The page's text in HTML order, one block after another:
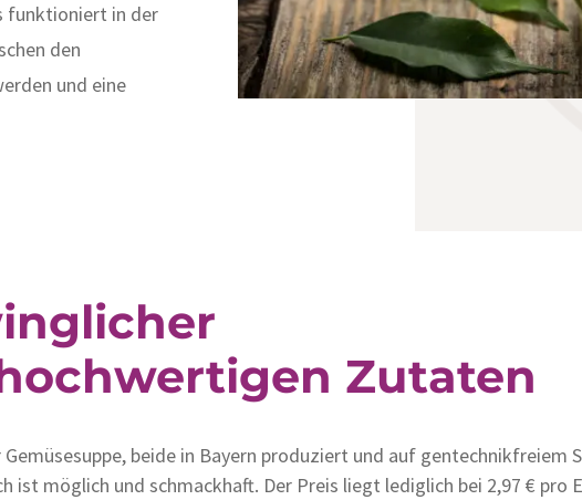
funktioniert in der
den
und eine
Zutaten
beide in Bayern produziert und auf gentechnikfreiem
ist möglich und schmackhaft. Der Preis liegt lediglich bei 2,97 €